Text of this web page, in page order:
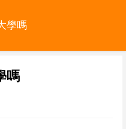
學嗎
嗎